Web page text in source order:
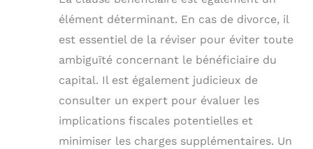
élément déterminant. En cas de divorce, il
est essentiel de la réviser pour éviter toute
ambiguïté concernant le bénéficiaire du
capital. Il est également judicieux de
consulter un expert pour évaluer les
implications fiscales potentielles et
minimiser les charges supplémentaires. Un